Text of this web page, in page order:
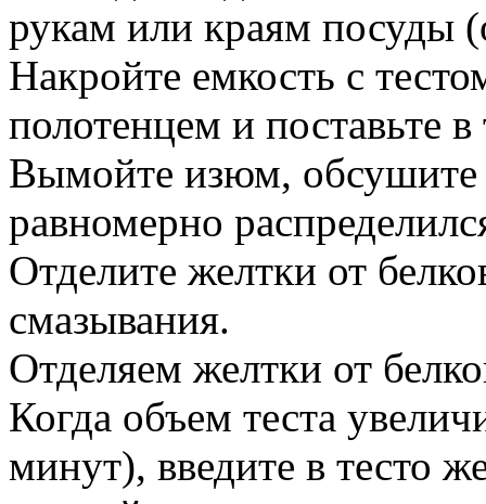
рукам или краям посуды
Накройте емкость с
полотенцем и поставьте
Вымойте изюм, обсушите
равномерно
Отделите желтки от
смазывания.
Отделяем желтки от
Когда объем теста
минут), введите в тесто